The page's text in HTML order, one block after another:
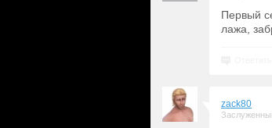
Первый
лажа,
zack80